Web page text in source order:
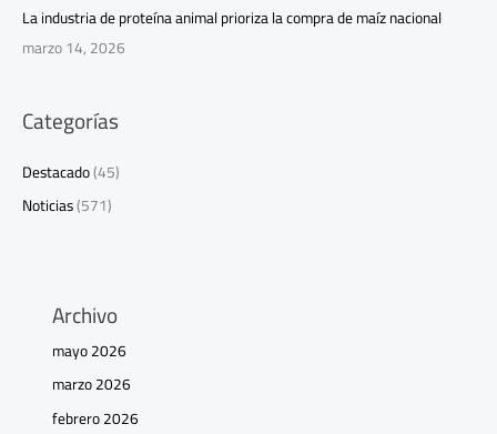
La industria de proteína animal prioriza la compra de maíz nacional
marzo 14, 2026
Categorías
Destacado(45)
Noticias(571)
Archivo
mayo 2026
marzo 2026
febrero 2026